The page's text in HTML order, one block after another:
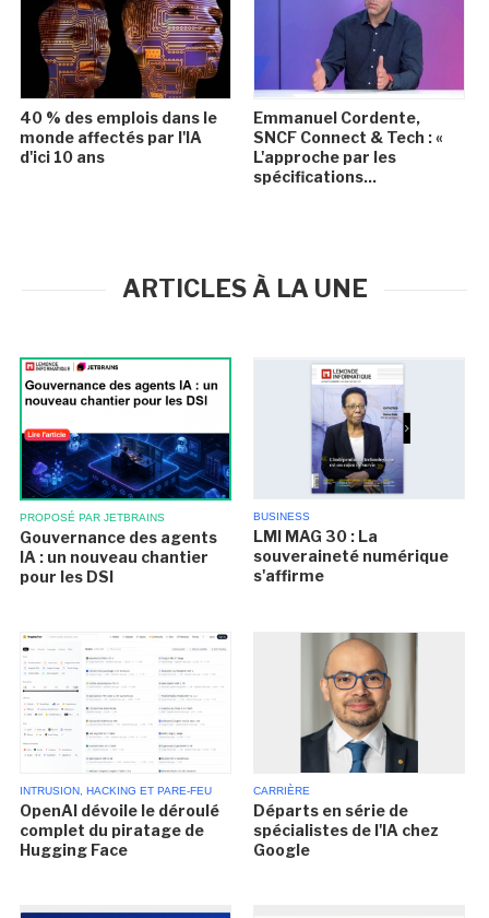
40 % des emplois dans le
monde affectés par l'IA
d'ici 10 ans
Emmanuel Cordente,
SNCF Connect & Tech : «
L'approche par les
spécifications...
ARTICLES À LA UNE
PROPOSÉ PAR JETBRAINS
Gouvernance des agents
IA : un nouveau chantier
pour les DSI
BUSINESS
LMI MAG 30 : La
souveraineté numérique
s'affirme
INTRUSION, HACKING ET PARE-FEU
OpenAI dévoile le déroulé
complet du piratage de
Hugging Face
CARRIÈRE
Départs en série de
spécialistes de l'IA chez
Google